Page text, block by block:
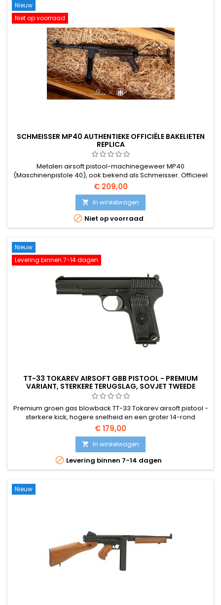
Nieuw
Niet op voorraad
SCHMEISSER MP40 AUTHENTIEKE OFFICIËLE BAKELIETEN
REPLICA
Metalen airsoft pistool-machinegeweer MP40
(Maschinenpistole 40), ook bekend als Schmeisser. Officieel
gelicentieerde replica van de MP40 met authentieke
gegraveerde markeringen, identieke serienummers op
verschillende onderdelen. Metalen body, bakelieten imitatie
handvat. Inklapbare metalen kolf. Enkel schot en
volautomatisch. Het bijgeleverde metalen...
€ 209,00
 In winkelwagen
 Niet op voorraad
Nieuw
Levering binnen 7-14 dagen
TT-33 TOKAREV AIRSOFT GBB PISTOOL - PREMIUM
VARIANT, STERKERE TERUGSLAG, SOVJET TWEEDE
WERELDOORLOG
Premium groen gas blowback TT-33 Tokarev airsoft pistool -
sterkere kick, hogere snelheid en een groter 14-rond
magazijn dan de standaard variant. Zijwapen uit de Sovjet-
Unie in de Tweede Wereldoorlog, ontworpen door Fjodor
Tokarev. ~310 FPS / 0,84 J, 194 mm, 680 g.
€ 179,00
 In winkelwagen
 Levering binnen 7-14 dagen
Nieuw